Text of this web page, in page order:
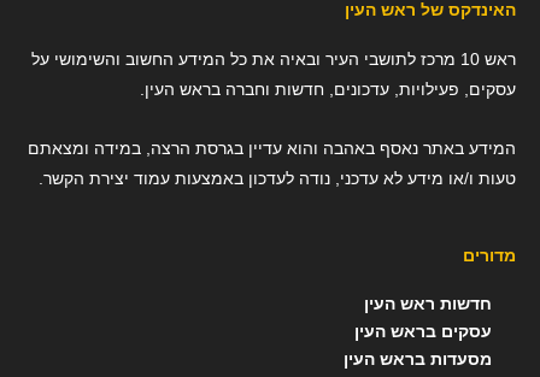
האינדקס של ראש העין
ראש 10 מרכז לתושבי העיר ובאיה את כל המידע החשוב והשימושי על
עסקים, פעילויות, עדכונים, חדשות וחברה בראש העין.
המידע באתר נאסף באהבה והוא עדיין בגרסת הרצה, במידה ומצאתם
טעות ו/או מידע לא עדכני, נודה לעדכון באמצעות עמוד יצירת הקשר.
מדורים
חדשות ראש העין
עסקים בראש העין
מסעדות בראש העין